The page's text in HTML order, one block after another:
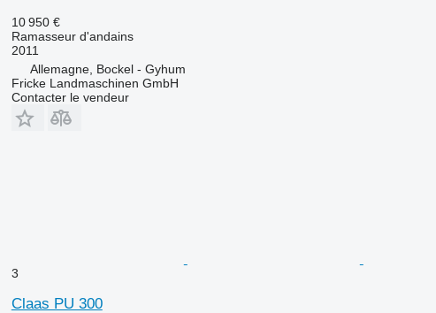
10 950 €
Ramasseur d'andains
2011
Allemagne, Bockel - Gyhum
Fricke Landmaschinen GmbH
Contacter le vendeur
3
Claas PU 300